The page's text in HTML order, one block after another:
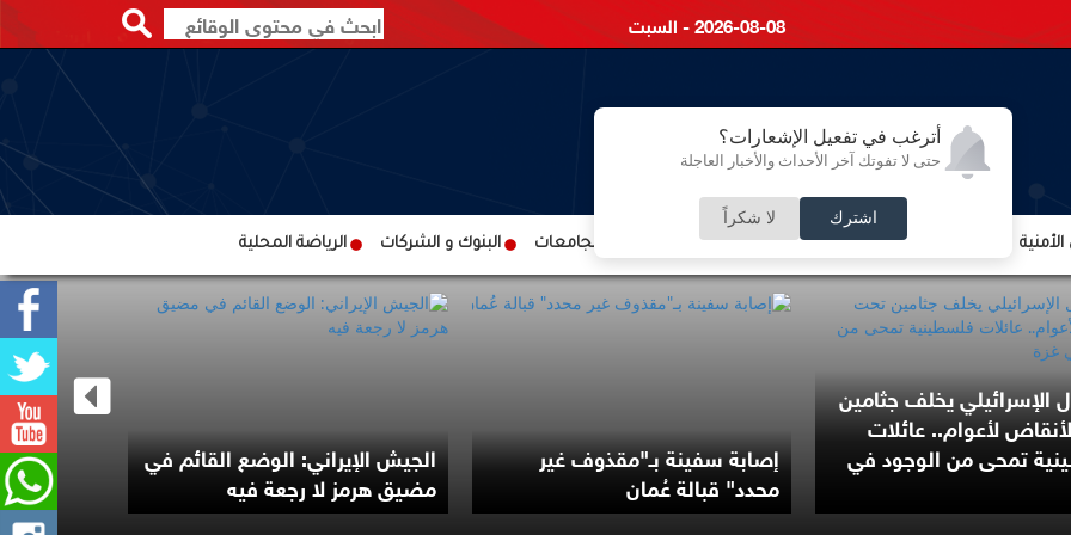
أترغب في تفعيل الإشعارات؟
حتى لا تفوتك آخر الأحداث والأخبار العاجلة
اشترك لا شكراً
2026-08-08 - السبت
الشؤون الإقتصادية الشؤون البرلمانية التعليم والجامعات البنوك و الشركات الرياضة المحلية
الإسرائيلي يخلف جثامين
لأعوام.. عائلات
تمحى من الوجود في إصابة سفينة بـ"مقذوف غير
محدد" قبالة عُمان
الجيش الإيراني: الوضع القائم في
مضيق هرمز لا رجعة فيه
إصابة
سواحل